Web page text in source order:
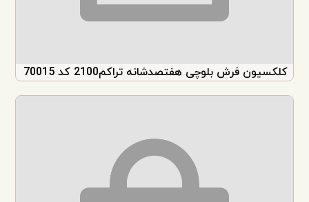
کلکسیون فرش بلوچی هفتصدشانه تراکم2100 کد 70015